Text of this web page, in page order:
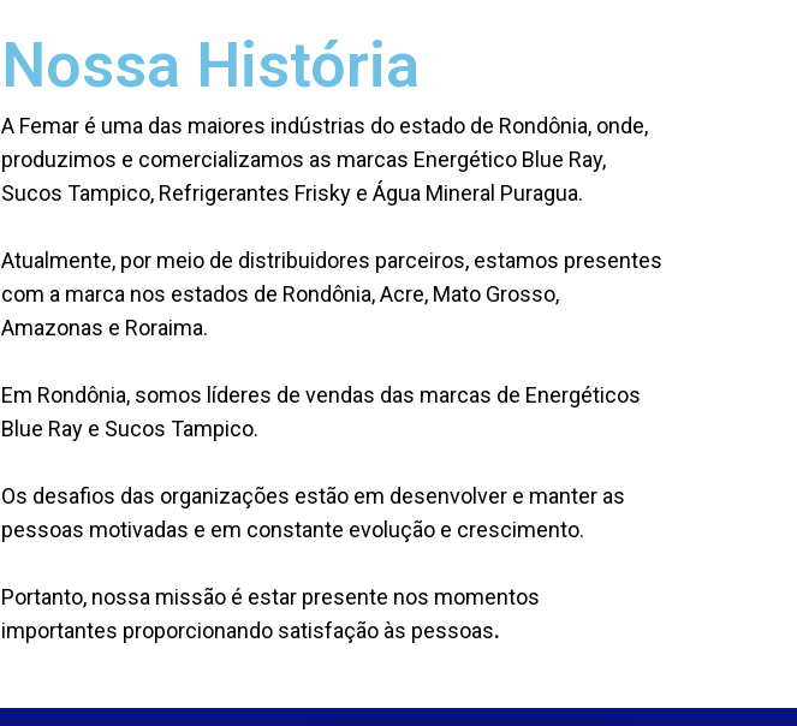
Nossa História
A Femar é uma das maiores indústrias do estado de Rondônia, onde,
produzimos e comercializamos as marcas Energético Blue Ray,
Sucos Tampico, Refrigerantes Frisky e Água Mineral Puragua.
Atualmente, por meio de distribuidores parceiros, estamos presentes
com a marca nos estados de Rondônia, Acre, Mato Grosso,
Amazonas e Roraima.
Em Rondônia, somos líderes de vendas das marcas de Energéticos
Blue Ray e Sucos Tampico.
Os desafios das organizações estão em desenvolver e manter as
pessoas motivadas e em constante evolução e crescimento.
Portanto, nossa missão é estar presente nos momentos
importantes proporcionando satisfação às pessoas.